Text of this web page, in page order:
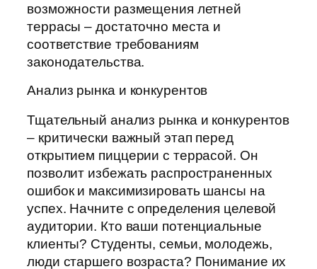
возможности размещения летней
террасы – достаточно места и
соответствие требованиям
законодательства.
Анализ рынка и конкурентов
Тщательный анализ рынка и конкурентов
– критически важный этап перед
открытием пиццерии с террасой. Он
позволит избежать распространенных
ошибок и максимизировать шансы на
успех. Начните с определения целевой
аудитории. Кто ваши потенциальные
клиенты? Студенты, семьи, молодежь,
люди старшего возраста? Понимание их